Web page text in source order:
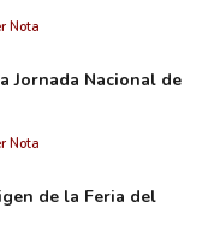
Nota
Jornada Nacional de
Nota
de la Feria del